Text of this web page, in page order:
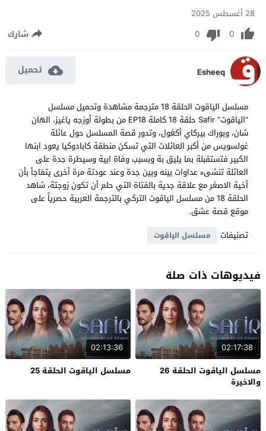
28 أغسطس 2025
0
0 شارك
Esheeq تحميل
مسلسل الياقوت الحلقة 18 مترجمة مشاهدة وتحميل مسلسل
“الياقوت” Safir حلقة 18 كاملة EP18 من بطولة أوزجه ياغيز، الهان
شان، وبوراك بيركاي أكغول، وتدور قصة المسلسل حول عائلة
غولسويس من أكبر العائلات التي تسكن منطقة كابادوكيا يعود ابنها
الكبير فتستقبلة بما يليق بة وبسبب وفاة ابية وسيطرة جدة على
العائلة تنشىء عداوات بينه وبين جدة وعند عودتة مرة أخرى يتفاجأ بأن
أخية الاصغر مع علاقة جدية بالفتاة التي حلم أن تكون زوجتة، شاهد
الحلقة 18 من مسلسل الياقوت التركي بالترجمة العربية حصرياً على
موقع قصة عشق.
تصنيفات
مسلسل الياقوت
فيديوهات ذات صلة
02:17:38
مسلسل الياقوت الحلقة 26
والاخيرة
02:13:36
مسلسل الياقوت الحلقة 25